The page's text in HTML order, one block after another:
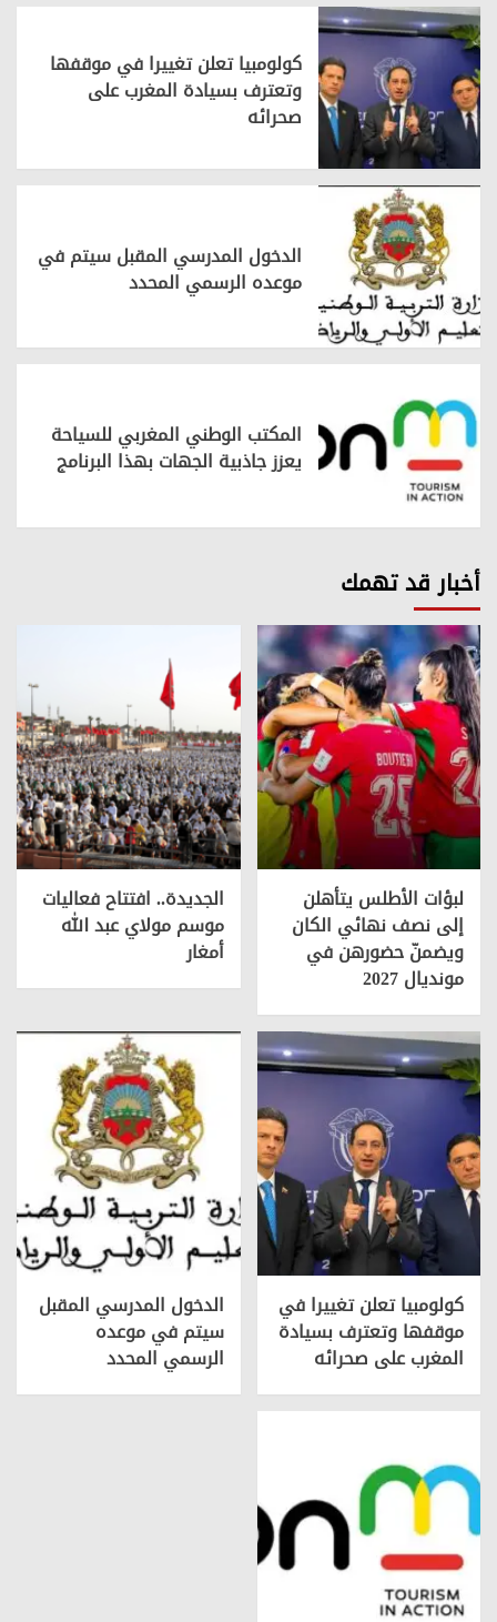
كولومبيا تعلن تغييرا في موقفها
وتعترف بسيادة المغرب على
صحرائه
الدخول المدرسي المقبل سیتم في
موعده الرسمي المحدد
المكتب الوطني المغربي للسياحة
يعزز جاذبية الجهات بهذا البرنامج
أخبار قد تهمك
لبؤات الأطلس يتأهلن
إلى نصف نهائي الكان
ويضمنّ حضورهن في
مونديال 2027
الجديدة.. افتتاح فعاليات
موسم مولاي عبد الله
أمغار
كولومبيا تعلن تغييرا في
موقفها وتعترف بسيادة
المغرب على صحرائه
الدخول المدرسي المقبل
سیتم في موعده
الرسمي المحدد